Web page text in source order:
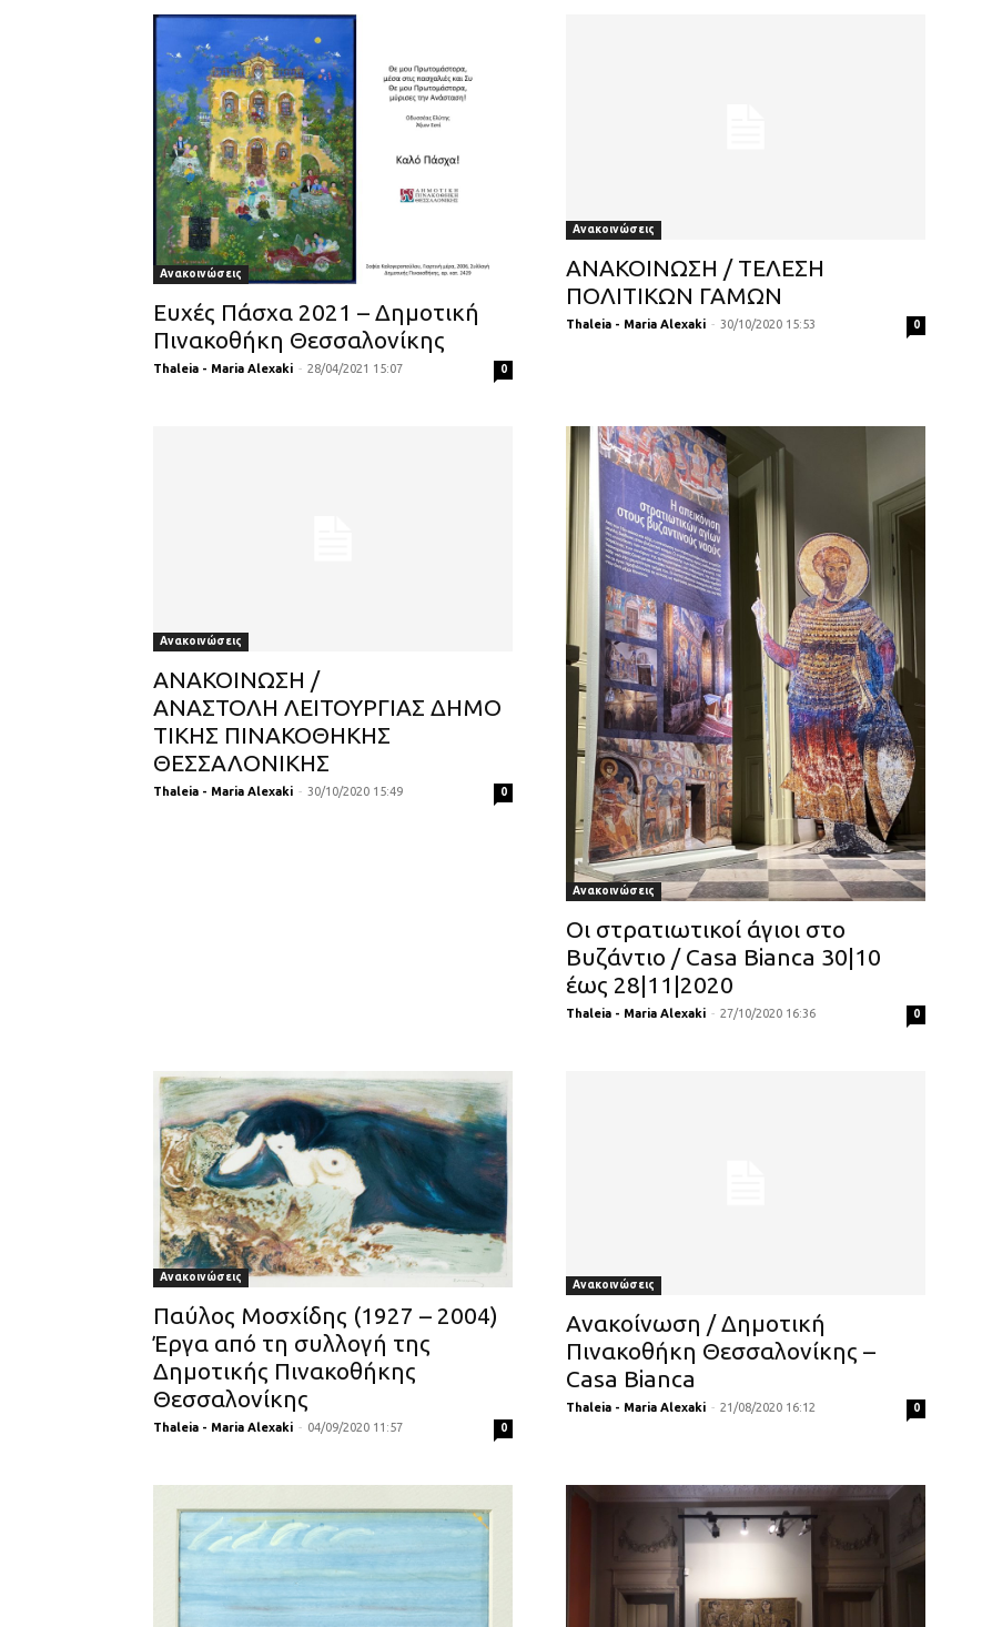
Ανακοινώσεις
Ευχές Πάσχα 2021 – Δημοτική
Πινακοθήκη Θεσσαλονίκης
Thaleia - Maria Alexaki - 28/04/2021 15:07 0
Ανακοινώσεις
ΑΝΑΚΟΙΝΩΣΗ / ΤΕΛΕΣΗ
ΠΟΛΙΤΙΚΩΝ ΓΑΜΩΝ
Thaleia - Maria Alexaki - 30/10/2020 15:53 0
Ανακοινώσεις
ΑΝΑΚΟΙΝΩΣΗ /
ΑΝΑΣΤΟΛΗ ΛΕΙΤΟΥΡΓΙΑΣ ΔΗΜΟ
ΤΙΚΗΣ ΠΙΝΑΚΟΘΗΚΗΣ
ΘΕΣΣΑΛΟΝΙΚΗΣ
Thaleia - Maria Alexaki - 30/10/2020 15:49 0
Ανακοινώσεις
Οι στρατιωτικοί άγιοι στο
Βυζάντιο / Casa Bianca 30|10
έως 28|11|2020
Thaleia - Maria Alexaki - 27/10/2020 16:36 0
Ανακοινώσεις
Παύλος Μοσχίδης (1927 – 2004)
Έργα από τη συλλογή της
Δημοτικής Πινακοθήκης
Θεσσαλονίκης
Thaleia - Maria Alexaki - 04/09/2020 11:57 0
Ανακοινώσεις
Ανακοίνωση / Δημοτική
Πινακοθήκη Θεσσαλονίκης –
Casa Bianca
Thaleia - Maria Alexaki - 21/08/2020 16:12 0